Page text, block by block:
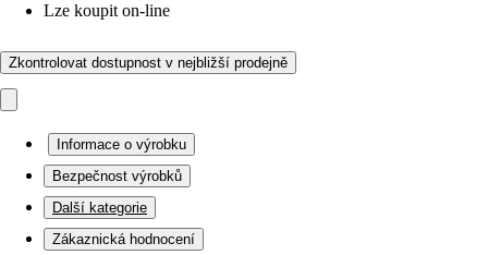
Lze koupit on-line
Zkontrolovat dostupnost v nejbližší prodejně
Informace o výrobku
Bezpečnost výrobků
Další kategorie
Zákaznická hodnocení